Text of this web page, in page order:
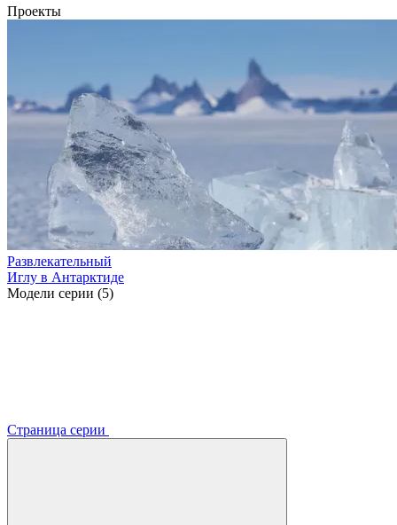
Проекты
Развлекательный
Иглу в Антарктиде
Модели серии (5)
Страница серии